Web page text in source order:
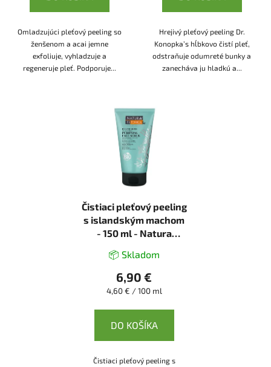
Omladzujúci pleťový peeling so
ženšenom a acai jemne
exfoliuje, vyhladzuje a
regeneruje pleť. Podporuje...
Hrejivý pleťový peeling Dr.
Konopka’s hĺbkovo čistí pleť,
odstraňuje odumreté bunky a
zanecháva ju hladkú a...
Čistiaci pleťový peeling
s islandským machom
- 150 ml - Natura
📦 Skladom
6,90 €
Jednotková
4,60 € / 100 ml
DO KOŠÍKA
Čistiaci pleťový peeling s